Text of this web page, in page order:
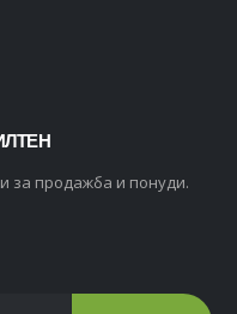
за продажба и понуди.